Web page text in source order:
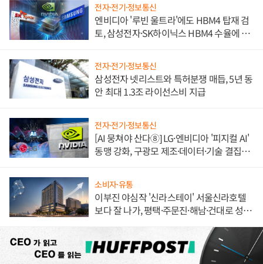
전자·전기·정보통신
엔비디아 '루빈 울트라'에도 HBM4 탑재 검
토, 삼성전자·SK하이닉스 HBM4 수율에 주
전자·전기·정보통신
삼성전자 넷리스트와 특허분쟁 매듭, 5년 동
안 최대 1.3조 라이선스비 지급
전자·전기·정보통신
[AI 뭉쳐야 산다⑧] LG·엔비디아 '피지컬 AI'
동맹 강화, 구광모 제조·데이터·기술 결집
소비자·유통
이부진 야심작 '신라스테이' 서울신라호텔
보다 잘 나가, 평택·주문진·해남·건대로 성